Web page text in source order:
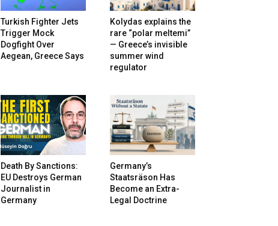
Turkish Fighter Jets
Trigger Mock
Dogfight Over
Aegean, Greece Says
Kolydas explains the
rare “polar meltemi”
— Greece’s invisible
summer wind
regulator
Death By Sanctions:
EU Destroys German
Journalist in
Germany
Germany’s
Staatsräson Has
Become an Extra-
Legal Doctrine